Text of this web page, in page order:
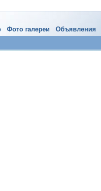
Фото галереи Объявления